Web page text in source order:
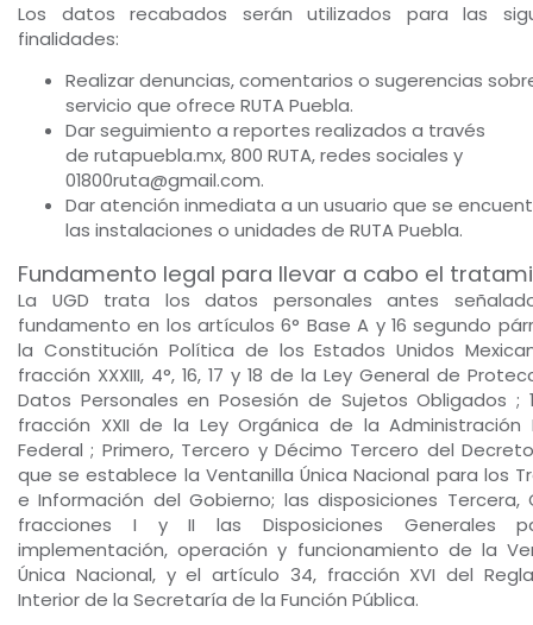
Los datos recabados serán utilizados para las
finalidades:
Realizar denuncias, comentarios o sugerencias
servicio que ofrece RUTA Puebla.
Dar seguimiento a reportes realizados a través
de rutapuebla.mx, 800 RUTA, redes sociales y
01800ruta@gmail.com.
Dar atención inmediata a un usuario que se
las instalaciones o unidades de RUTA Puebla.
Fundamento legal para llevar a cabo el
La UGD trata los datos personales antes
fundamento en los artículos 6° Base A y 16 segundo
la Constitución Política de los Estados Unidos
fracción XXXIII, 4°, 16, 17 y 18 de la Ley General de
Datos Personales en Posesión de Sujetos Obligados ;
fracción XXII de la Ley Orgánica de la Administración
Federal ; Primero, Tercero y Décimo Tercero del
que se establece la Ventanilla Única Nacional para los
e Información del Gobierno; las disposiciones Tercera,
fracciones I y II las Disposiciones Generales
implementación, operación y funcionamiento de la
Única Nacional, y el artículo 34, fracción XVI del
Interior de la Secretaría de la Función Pública.